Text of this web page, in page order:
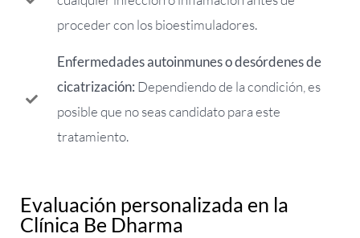
proceder con los bioestimuladores.
Enfermedades autoinmunes o desórdenes de
cicatrización: Dependiendo de la condición, es
posible que no seas candidato para este
tratamiento.
Evaluación personalizada en la
Clínica Be Dharma